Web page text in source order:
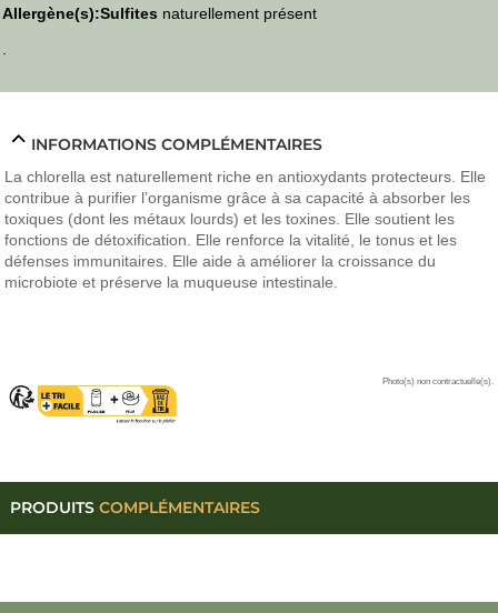
Allergène(s):Sulfites naturellement présent
INFORMATIONS COMPLÉMENTAIRES
La chlorella est naturellement riche en antioxydants protecteurs. Elle
contribue à purifier l’organisme grâce à sa capacité à absorber les
toxiques (dont les métaux lourds) et les toxines. Elle soutient les
fonctions de détoxification. Elle renforce la vitalité, le tonus et les
défenses immunitaires. Elle aide à améliorer la croissance du
microbiote et préserve la muqueuse intestinale.
Photo(s) non contractuelle(s).
PRODUITS COMPLÉMENTAIRES